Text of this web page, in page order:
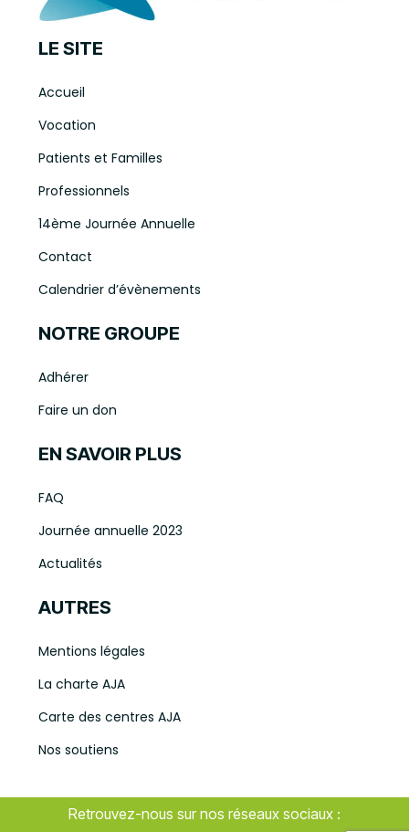
LE SITE
Accueil
Vocation
Patients et Familles
Professionnels
14ème Journée Annuelle
Contact
Calendrier d’évènements
NOTRE GROUPE
Adhérer
Faire un don
EN SAVOIR PLUS
FAQ
Journée annuelle 2023
Actualités
AUTRES
Mentions légales
La charte AJA
Carte des centres AJA
Nos soutiens
Retrouvez-nous sur nos réseaux sociaux :